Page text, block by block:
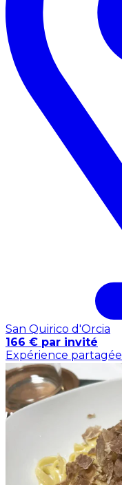
San Quirico d'Orcia
166 € par invité
Expérience partagée